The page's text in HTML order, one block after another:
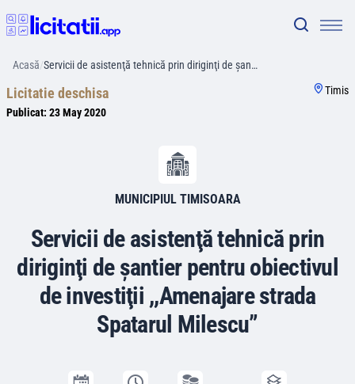
Acasă/Servicii de asistenţă tehnică prin diriginţi de şan…
Licitatie deschisa
Publicat: 23 May 2020
Timis
MUNICIPIUL TIMISOARA
Servicii de asistenţă tehnică prin
diriginţi de şantier pentru obiectivul
de investiţii ,,Amenajare strada
Spatarul Milescu”